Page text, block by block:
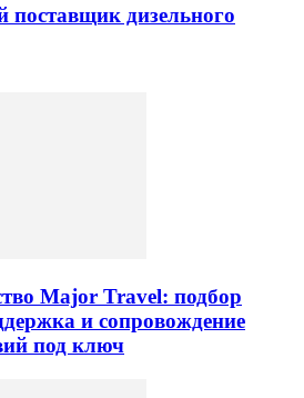
дизельного
Major Travel: подбор
и сопровождение
под ключ